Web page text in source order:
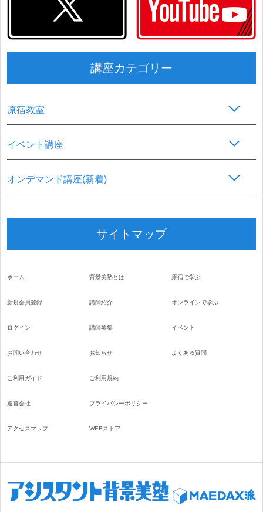
講座カテゴリー
原宿教室
イベント講座
オンデマンド講座(新着)
サイトマップ
ホーム
新規会員登録
ログイン
お問い合わせ
背景美塾とは
講師紹介
講師募集
お知らせ
原宿で学ぶ
オンラインで学ぶ
イベント
よくある質問
ご利用ガイド
運営会社
アクセスマップ
ご利用規約
プライバシーポリシー
WEBストア